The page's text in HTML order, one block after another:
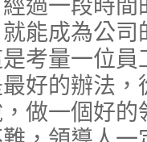
能成為公司
考量一位員
好的辦法，
做一個好的